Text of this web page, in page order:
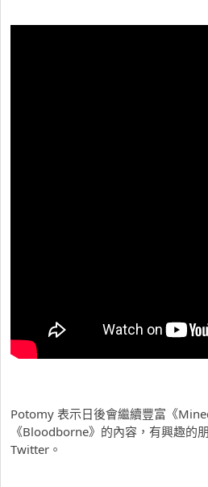
Potomy 表示日後會繼續豐富《
《Bloodborne》的內容，有興趣的
Twitter。